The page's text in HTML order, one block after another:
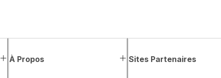
À Propos Sites Partenaires